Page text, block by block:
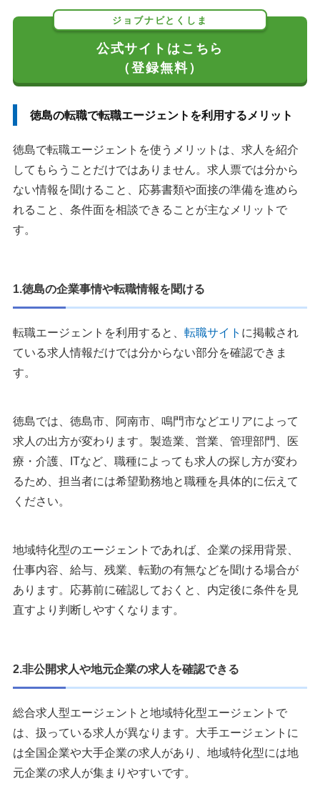
ジョブナビとくしま
公式サイトはこちら
（登録無料）
徳島の転職で転職エージェントを利用するメリット
徳島で転職エージェントを使うメリットは、求人を紹介
してもらうことだけではありません。求人票では分から
ない情報を聞けること、応募書類や面接の準備を進めら
れること、条件面を相談できることが主なメリットで
す。
1.徳島の企業事情や転職情報を聞ける
転職エージェントを利用すると、 転職サイト に掲載され
ている求人情報だけでは分からない部分を確認できま
す。
徳島では、徳島市、阿南市、鳴門市などエリアによって
求人の出方が変わります。製造業、営業、管理部門、医
療・介護、ITなど、職種によっても求人の探し方が変わ
るため、担当者には希望勤務地と職種を具体的に伝えて
ください。
地域特化型のエージェントであれば、企業の採用背景、
仕事内容、給与、残業、転勤の有無などを聞ける場合が
あります。応募前に確認しておくと、内定後に条件を見
直すより判断しやすくなります。
2.非公開求人や地元企業の求人を確認できる
総合求人型エージェントと地域特化型エージェントで
は、扱っている求人が異なります。大手エージェントに
は全国企業や大手企業の求人があり、地域特化型には地
元企業の求人が集まりやすいです。